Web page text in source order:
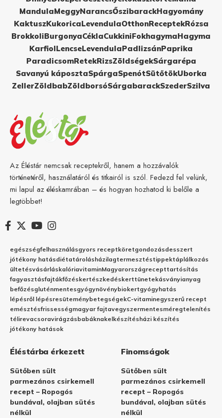
MandulaMeggyNarancsŐszibarackHagyomány
KaktuszKukoricaLevendulaOtthonReceptekRózsa
BrokkoliBurgonyaCéklaCukkiniFokhagymaHagyma
KarfiolLencseLevendulaPadlizsánPaprika
ParadicsomRetekRizsZöldségekSárgarépa
Savanyú káposztaSpárgaSpenótSütőtökUborka
ZellerZöldbabZöldborsóSárgabarackSzederSzilva
Az Éléstár nemcsak receptekről, hanem a hozzávalók
történetéről, használatáról és titkairól is szól. Fedezd fel velünk,
mi lapul az éléskamrában – és hogyan hozhatod ki belőle a
legtöbbet!
egészségfelhasználásgyors receptköretgondozásdesszert
jótékony hatásdiétatárolásházilagtermesztéstippektáplálkozás
ültetésvásárláskalóriavitaminMagyarországrecepttartósítás
fagyasztásfajtákfőzéskertészkedéskerttünetekásványianyag
befőzésgluténmentesgyógynövénybiokertgyógyhatás
lépésről lépésresüteménybetegségekC-vitaminegyszerű recept
emésztésfrissességmagyar fajtavegyszermentesméregtelenítés
télirevacsoravirágzásbabáknakelkészítésházi készítés
jótékony hatások
Éléstárba érkezett
Sütőben sült
parmezános csirkemell
recept – Ropogós
bundával, olajban sütés
nélkül
Finomságok
Sütőben sült
parmezános csirkemell
recept – Ropogós
bundával, olajban sütés
nélkül